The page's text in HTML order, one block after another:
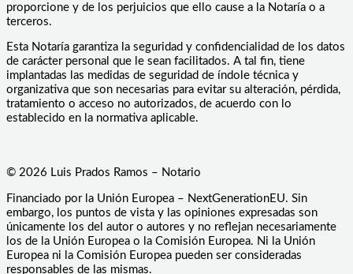
proporcione y de los perjuicios que ello cause a la Notaría o a
terceros.
Esta Notaría garantiza la seguridad y confidencialidad de los datos
de carácter personal que le sean facilitados. A tal fin, tiene
implantadas las medidas de seguridad de índole técnica y
organizativa que son necesarias para evitar su alteración, pérdida,
tratamiento o acceso no autorizados, de acuerdo con lo
establecido en la normativa aplicable.
© 2026 Luis Prados Ramos – Notario
Financiado por la Unión Europea – NextGenerationEU. Sin
embargo, los puntos de vista y las opiniones expresadas son
únicamente los del autor o autores y no reflejan necesariamente
los de la Unión Europea o la Comisión Europea. Ni la Unión
Europea ni la Comisión Europea pueden ser consideradas
responsables de las mismas.